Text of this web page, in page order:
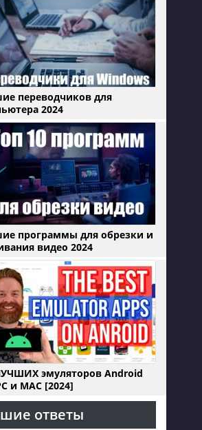
переводчиков для
2024
программы для обрезки и
видео 2024
эмуляторов Android
и MAC [2024]
ответы